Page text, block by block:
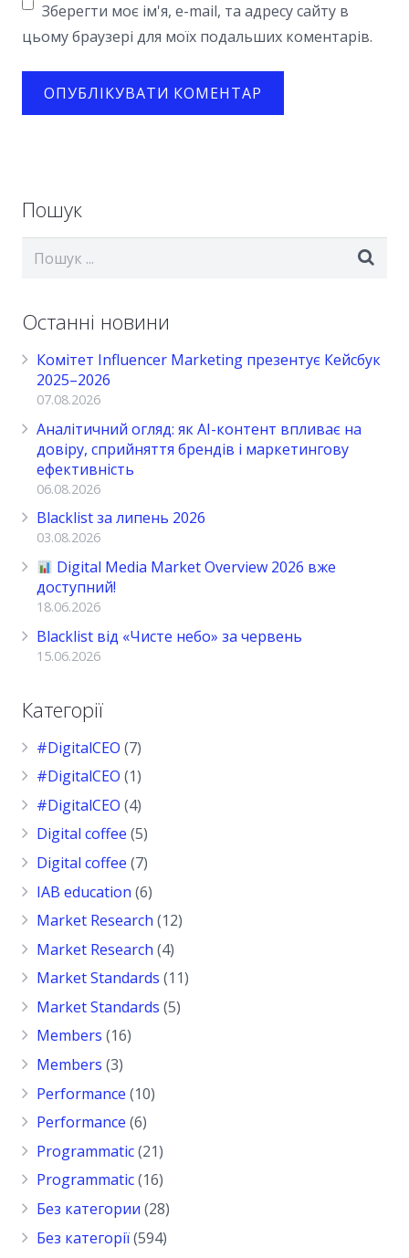
Зберегти моє ім'я, e-mail, та адресу сайту в
цьому браузері для моїх подальших коментарів.
Пошук
Останні новини
Комітет Influencer Marketing презентує Кейсбук
2025–2026
07.08.2026
Аналітичний огляд: як AI-контент впливає на
довіру, сприйняття брендів і маркетингову
ефективність
06.08.2026
Blacklist за липень 2026
03.08.2026
Digital Media Market Overview 2026 вже
доступний!
18.06.2026
Blacklist від «Чисте небо» за червень
15.06.2026
Категорії
#DigitalCEO (7)
#DigitalCEO (1)
#DigitalCEO (4)
Digital coffee (5)
Digital coffee (7)
IAB education (6)
Market Research (12)
Market Research (4)
Market Standards (11)
Market Standards (5)
Members (16)
Members (3)
Performance (10)
Performance (6)
Programmatic(21)
Programmatic(16)
Без категории (28)
Без категорії(594)